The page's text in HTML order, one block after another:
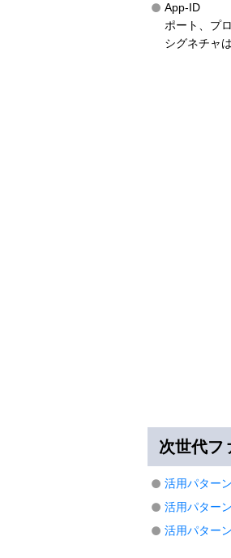
App-ID
ポート、プ
シグネチャ
次世代フ
活用パター
活用パター
活用パター